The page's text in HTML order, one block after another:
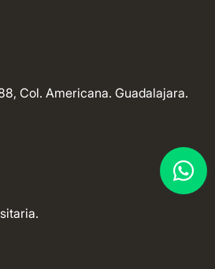
Col. Americana. Guadalajara.